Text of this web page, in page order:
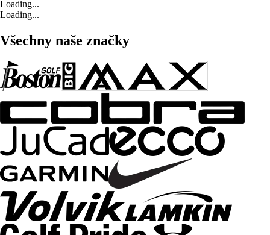
Loading...
Loading...
Všechny naše značky